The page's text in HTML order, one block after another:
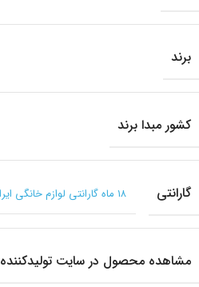
برند
کشور مبدا برند
گارانتی ۱۸ ماه گارانتی لوازم خانگی ایران : نماینده انحصاری ریوالد در ایران
مشاهده محصول در سایت تولیدکننده